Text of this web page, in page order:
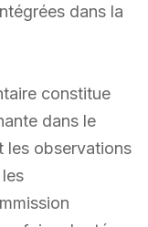
dans la
constitue
dans le
les observations